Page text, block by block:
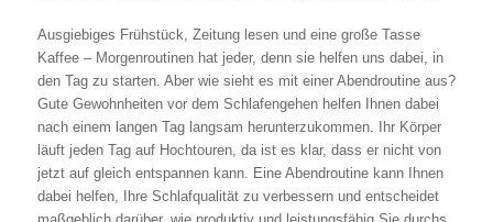
Ausgiebiges Frühstück, Zeitung lesen und eine große Tasse
Kaffee – Morgenroutinen hat jeder, denn sie helfen uns dabei, in
den Tag zu starten. Aber wie sieht es mit einer Abendroutine aus?
Gute Gewohnheiten vor dem Schlafengehen helfen Ihnen dabei
nach einem langen Tag langsam herunterzukommen. Ihr Körper
läuft jeden Tag auf Hochtouren, da ist es klar, dass er nicht von
jetzt auf gleich entspannen kann. Eine Abendroutine kann Ihnen
dabei helfen, Ihre Schlafqualität zu verbessern und entscheidet